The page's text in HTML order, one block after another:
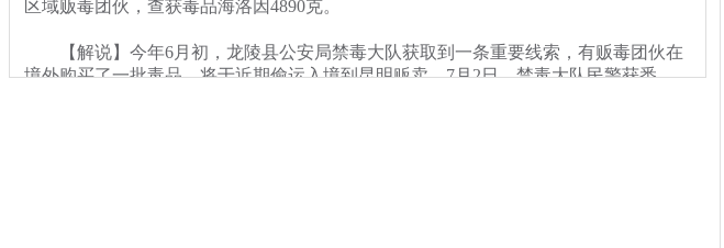
区域贩毒团伙，查获毒品海洛因4890克。
【解说】今年6月初，龙陵县公安局禁毒大队获取到一条重要线索，有贩毒团伙在
境外购买了一批毒品，将于近期偷运入境到昆明贩卖。7月2日，禁毒大队民警获悉，